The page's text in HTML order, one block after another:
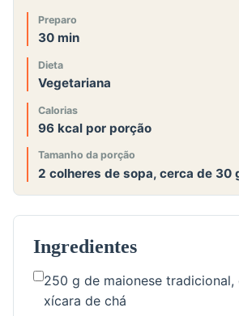
Preparo
30 min
Dieta
Vegetariana
Calorias
96 kcal por porção
Tamanho da porção
2 colheres de sopa, cerca de 30
Ingredientes
250 g de maionese tradicional,
xícara de chá